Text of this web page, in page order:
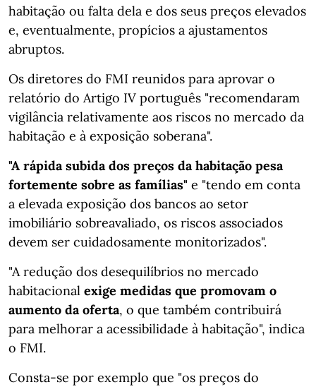
habitação ou falta dela e dos seus preços elevados
e, eventualmente, propícios a ajustamentos
abruptos.
Os diretores do FMI reunidos para aprovar o
relatório do Artigo IV português "recomendaram
vigilância relativamente aos riscos no mercado da
habitação e à exposição soberana".
"A rápida subida dos preços da habitação pesa
fortemente sobre as famílias" e "tendo em conta
a elevada exposição dos bancos ao setor
imobiliário sobreavaliado, os riscos associados
devem ser cuidadosamente monitorizados".
"A redução dos desequilíbrios no mercado
habitacional exige medidas que promovam o
aumento da oferta, o que também contribuirá
para melhorar a acessibilidade à habitação", indica
o FMI.
Consta-se por exemplo que "os preços do